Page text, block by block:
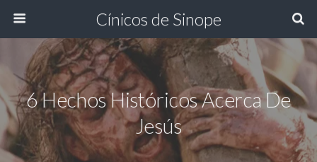
Cínicos de Sinope
6 Hechos Históricos Acerca De
Jesús